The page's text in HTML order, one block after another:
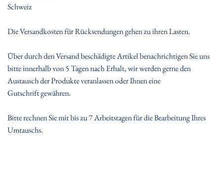
Schweiz
Die Versandkosten für Rücksendungen gehen zu ihren Lasten.
Über durch den Versand beschädigte Artikel benachrichtigen Sie uns
bitte innerhalb von 5 Tagen nach Erhalt, wir werden gerne den
Austausch der Produkte veranlassen oder Ihnen eine
Gutschrift gewähren.
Bitte rechnen Sie mit bis zu 7 Arbeitstagen für die Bearbeitung Ihres
Umtauschs.